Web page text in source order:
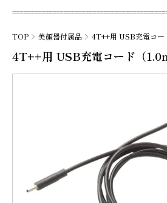
TOP 美顔器付属品 4T++用 USB充電コー
4T++用 USB充電コード（1.0